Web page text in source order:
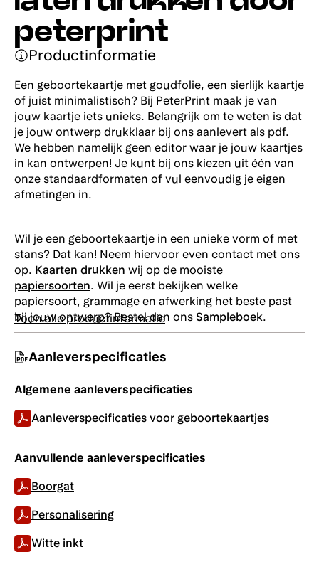
peterprint
Productinformatie
Een geboortekaartje met goudfolie, een sierlijk kaartje
of juist minimalistisch? Bij PeterPrint maak je van
jouw kaartje iets unieks. Belangrijk om te weten is dat
je jouw ontwerp drukklaar bij ons aanlevert als pdf.
We hebben namelijk geen editor waar je jouw kaartjes
in kan ontwerpen! Je kunt bij ons kiezen uit één van
onze standaardformaten of vul eenvoudig je eigen
afmetingen in.
Wil je een geboortekaartje in een unieke vorm of met
stans? Dat kan! Neem hiervoor even contact met ons
op. Kaarten drukken wij op de mooiste
papiersoorten. Wil je eerst bekijken welke
papiersoort, grammage en afwerking het beste past
bij jouw ontwerp? Bestel dan ons Sampleboek.
Toon alle productinformatie
Aanleverspecificaties
Algemene aanleverspecificaties
Aanleverspecificaties voor geboortekaartjes
Aanvullende aanleverspecificaties
Boorgat
Personalisering
Witte inkt